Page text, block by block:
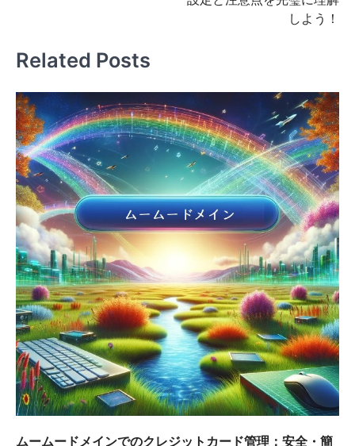
ー
シ
ョ
ン
しよう！
Related Posts
ムームードメインでのクレジットカード管理：安全・簡